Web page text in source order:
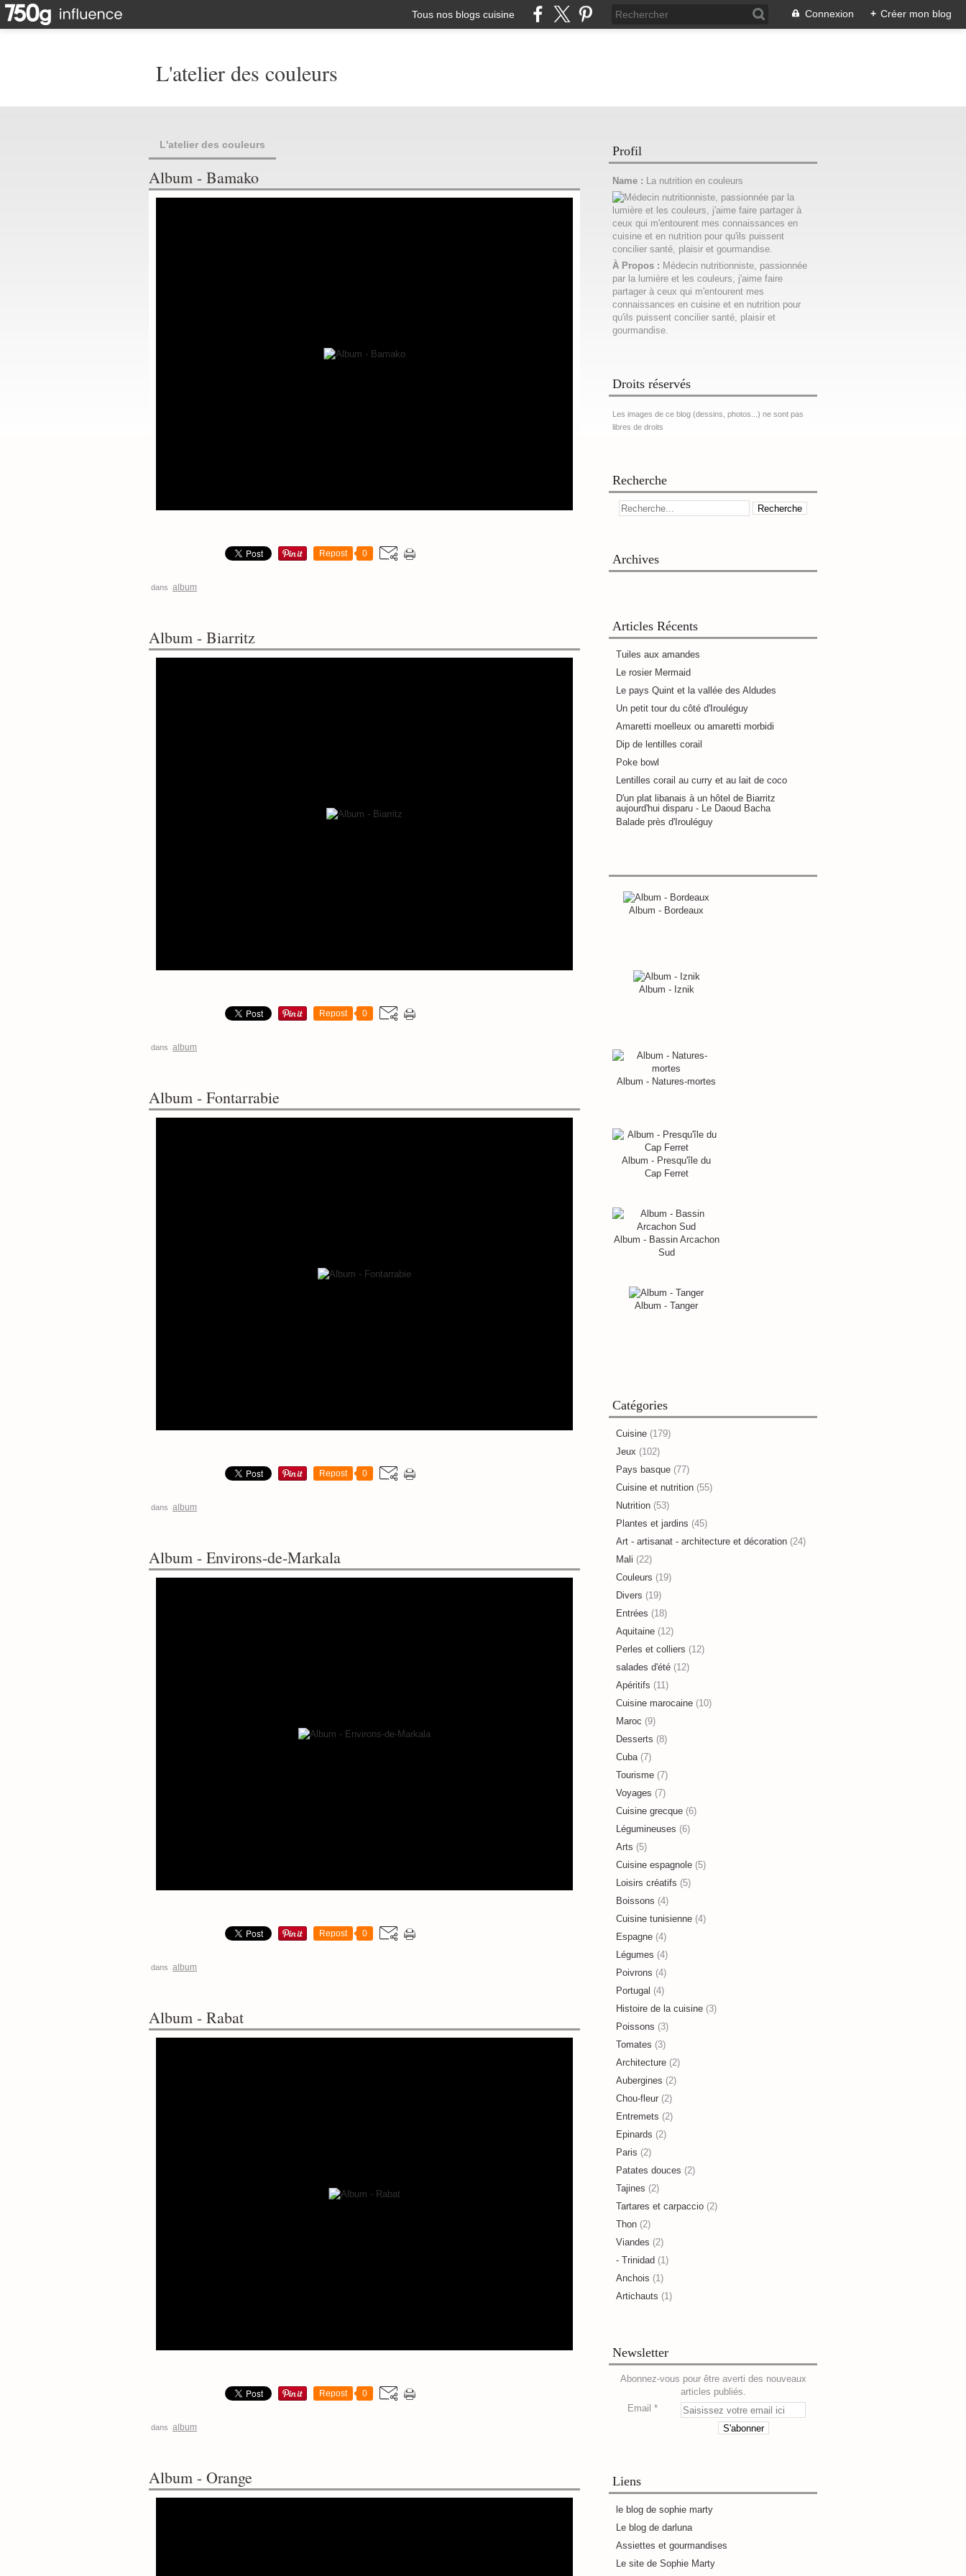
Tous nos blogs cuisine Connexion + Créer mon blog
L'atelier des couleurs
L'atelier des couleurs
Album - Bamako
Repost 0
dans album
Album - Biarritz
Repost 0
dans album
Album - Fontarrabie
Repost 0
dans album
Album - Environs-de-Markala
Repost 0
dans album
Album - Rabat
Repost 0
dans album
Album - Orange
Profil
Name : La nutrition en couleurs
À Propos : Médecin nutritionniste, passionnée
par la lumière et les couleurs, j'aime faire
partager à ceux qui m'entourent mes
connaissances en cuisine et en nutrition pour
qu'ils puissent concilier santé, plaisir et
gourmandise.
Droits réservés
Les images de ce blog (dessins, photos...) ne sont pas
libres de droits
Recherche
Archives
Articles Récents
Tuiles aux amandes
Le rosier Mermaid
Le pays Quint et la vallée des Aldudes
Un petit tour du côté d'Irouléguy
Amaretti moelleux ou amaretti morbidi
Dip de lentilles corail
Poke bowl
Lentilles corail au curry et au lait de coco
D'un plat libanais à un hôtel de Biarritz
aujourd'hui disparu - Le Daoud Bacha
Balade près d'Irouléguy
Album - Bordeaux
Album - Iznik
Album - Natures-mortes
Album - Presqu'île du
Cap Ferret
Album - Bassin Arcachon
Sud
Album - Tanger
Catégories
Cuisine (179)
Jeux (102)
Pays basque (77)
Cuisine et nutrition (55)
Nutrition (53)
Plantes et jardins (45)
Art - artisanat - architecture et décoration (24)
Mali (22)
Couleurs (19)
Divers (19)
Entrées (18)
Aquitaine (12)
Perles et colliers (12)
salades d'été (12)
Apéritifs (11)
Cuisine marocaine (10)
Maroc (9)
Desserts (8)
Cuba(7)
Tourisme (7)
Voyages (7)
Cuisine grecque (6)
Légumineuses (6)
Arts (5)
Cuisine espagnole (5)
Loisirs créatifs (5)
Boissons (4)
Cuisine tunisienne (4)
Espagne (4)
Légumes (4)
Poivrons (4)
Portugal (4)
Histoire de la cuisine (3)
Poissons (3)
Tomates (3)
Architecture (2)
Aubergines (2)
Chou-fleur (2)
Entremets (2)
Epinards (2)
Paris (2)
Patates douces (2)
Tajines (2)
Tartares et carpaccio (2)
Thon (2)
Viandes (2)
- Trinidad (1)
Anchois (1)
Artichauts (1)
Newsletter
Abonnez-vous pour être averti des nouveaux
articles publiés.
Email
Liens
le blog de sophie marty
Le blog de darluna
Assiettes et gourmandises
Le site de Sophie Marty